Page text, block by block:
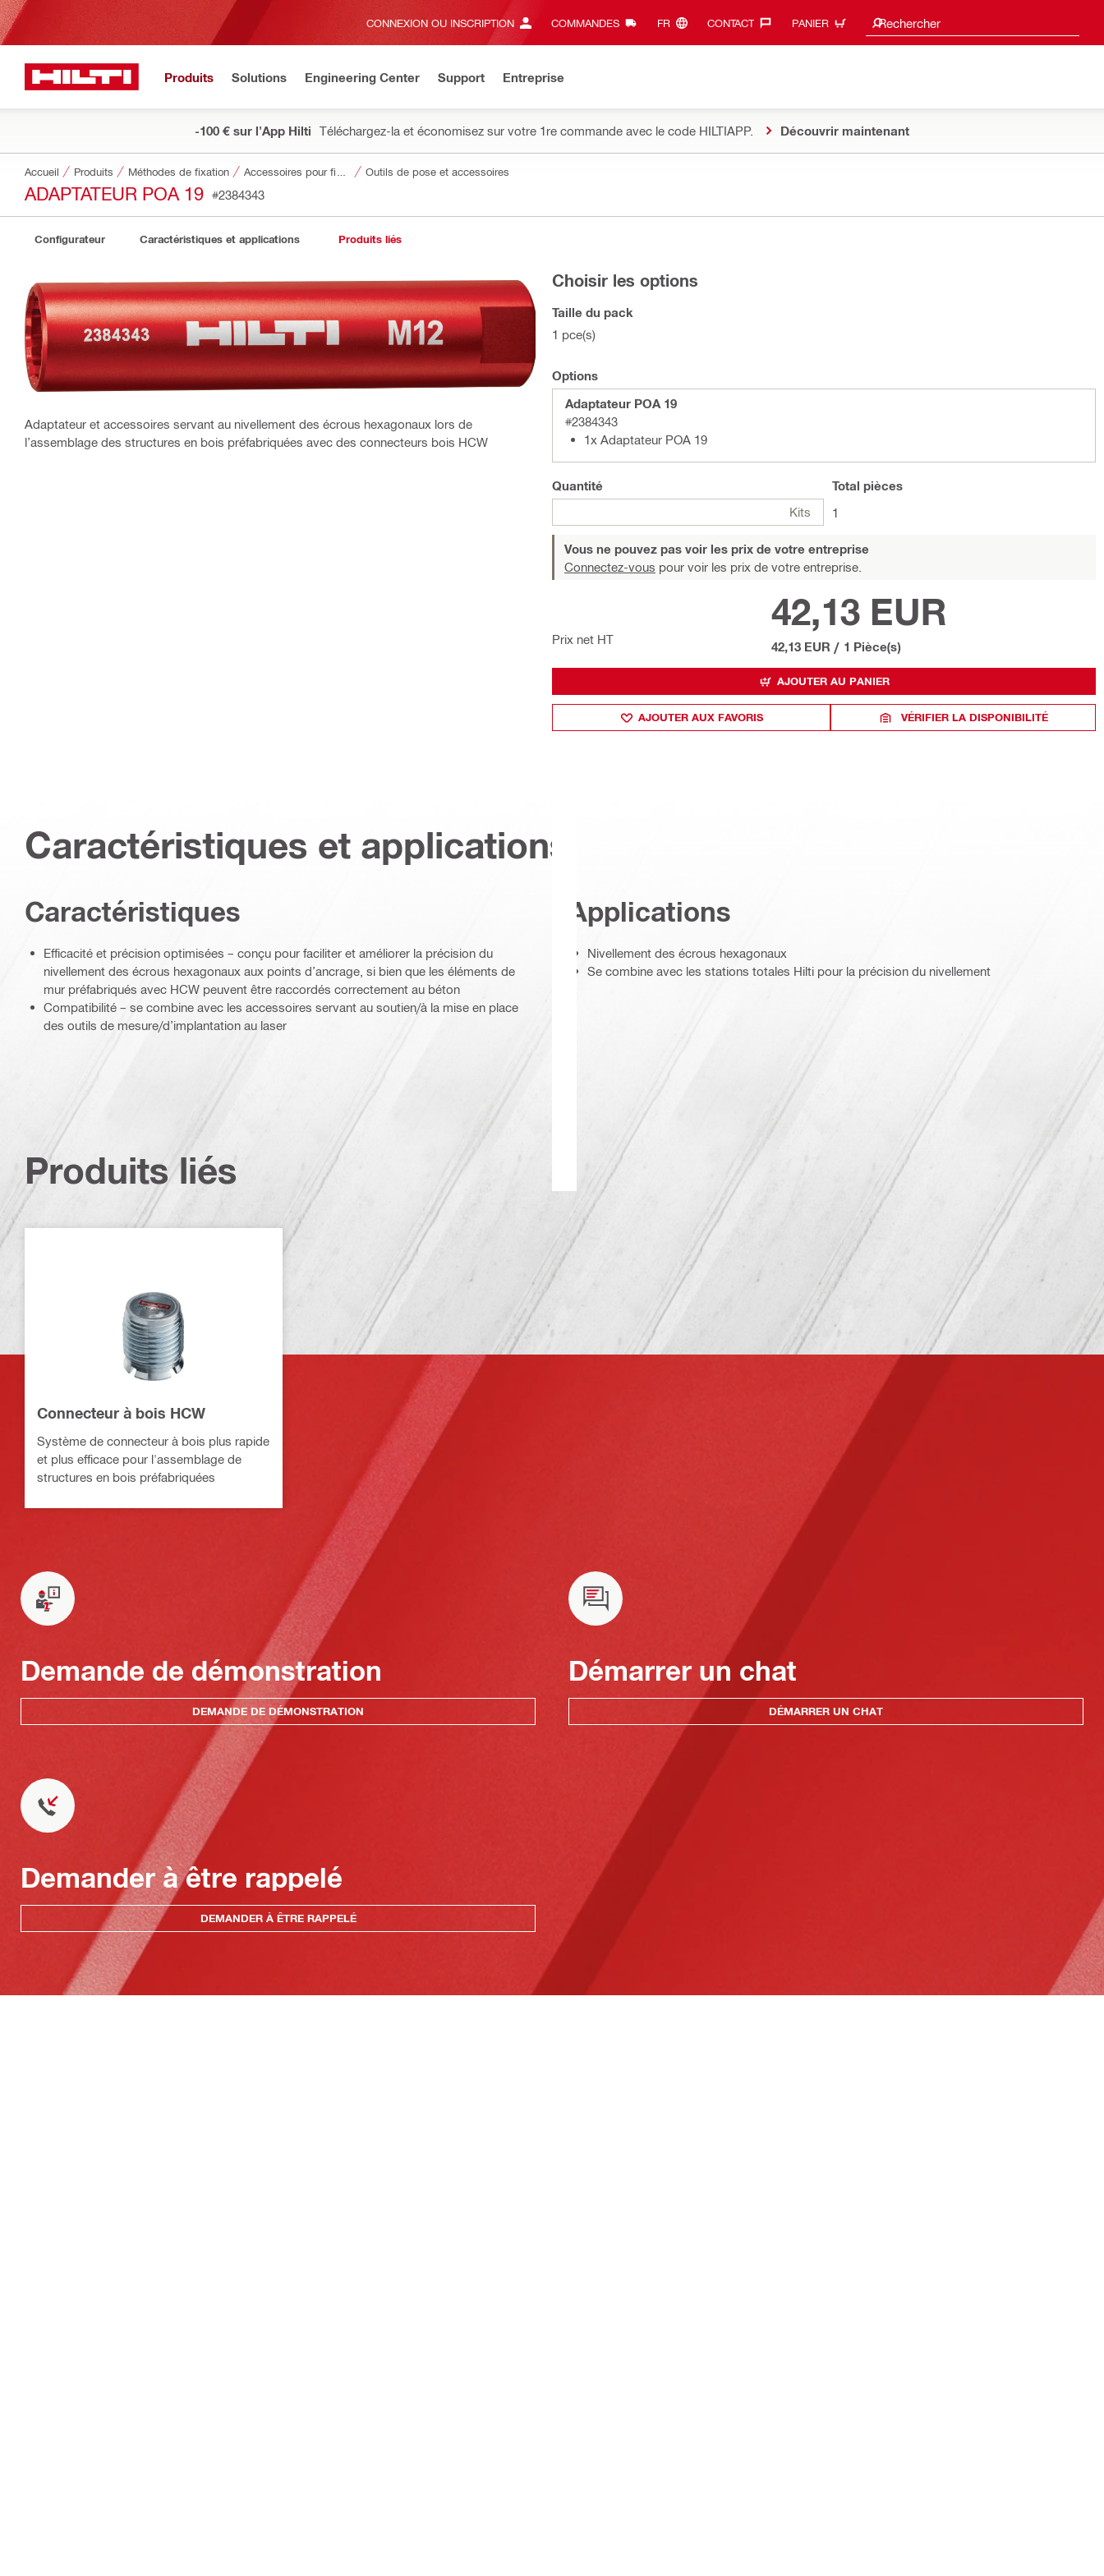
CONNEXION OU INSCRIPTION COMMANDES FR‎ CONTACT‎ PANIER Rechercher
Suggestions de recherche
Produits Solutions Engineering Center Support Entreprise
-100 € sur l'App Hilti Téléchargez-la et économisez sur votre 1re commande avec le code HILTIAPP. Découvrir maintenant
Accueil Produits Méthodes de fixation Outils de pose et accessoires
ADAPTATEUR POA 19 #2384343
Configurateur Caractéristiques et applications Produits liés
Adaptateur et accessoires servant au nivellement des écrous hexagonaux lors de
l’assemblage des structures en bois préfabriquées avec des connecteurs bois HCW
Choisir les options
Taille du pack
1 pce(s)
Options
Adaptateur POA 19
#2384343
1x Adaptateur POA 19
Quantité
Kits
Total pièces
1
Vous ne pouvez pas voir les prix de votre entreprise
Connectez-vous pour voir les prix de votre entreprise.
Prix net HT
42,13 EUR
42,13 EUR / 1 Pièce(s)
AJOUTER AU PANIER
AJOUTER AUX FAVORIS VÉRIFIER LA DISPONIBILITÉ
Caractéristiques et applications
Caractéristiques
Efficacité et précision optimisées – conçu pour faciliter et améliorer la précision du
nivellement des écrous hexagonaux aux points d’ancrage, si bien que les éléments de
mur préfabriqués avec HCW peuvent être raccordés correctement au béton
Compatibilité – se combine avec les accessoires servant au soutien/à la mise en place
des outils de mesure/d’implantation au laser
Applications
Nivellement des écrous hexagonaux
Se combine avec les stations totales Hilti pour la précision du nivellement
Produits liés
Connecteur à bois HCW
Système de connecteur à bois plus rapide
et plus efficace pour l'assemblage de
structures en bois préfabriquées
Demande de démonstration
DEMANDE DE DÉMONSTRATION
Démarrer un chat
DÉMARRER UN CHAT
Demander à être rappelé
DEMANDER À ÊTRE RAPPELÉ